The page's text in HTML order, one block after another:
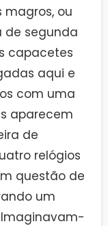
magros, ou
de segunda
capacetes
aqui e
com uma
aparecem
de
relógios
questão de
um